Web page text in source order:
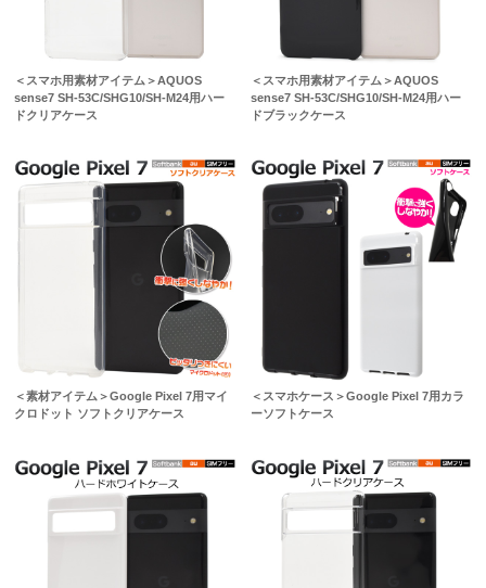
＜スマホ用素材アイテム＞AQUOS
sense7 SH-53C/SHG10/SH-M24用ハー
ドクリアケース
＜スマホ用素材アイテム＞AQUOS
sense7 SH-53C/SHG10/SH-M24用ハー
ドブラックケース
＜素材アイテム＞Google Pixel 7用マイ
クロドット ソフトクリアケース
＜スマホケース＞Google Pixel 7用カラ
ーソフトケース